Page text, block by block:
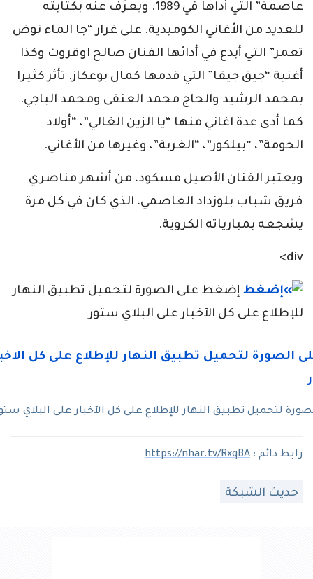
عاصمة” التي أداها في 1989. ويعرَف عنه بكتابته
للعديد من الأغاني الكوميدية. على غرار “جا الماء نوض
تعمر” التي أبدع في أدائها الفنان صالح اوقروت وكذا
أغنية “جيق جيقا” التي قدمها كمال بوعكاز. تأثر كثيرا
بمحمد الرشيد والحاج محمد العنقى ومحمد الباجي.
كما أدى عدة اغاني منها “يا الزين الغالي”، “أولاد
الحومة”، “بيلكور”، “الغربة”، وغيرها من الأغاني.
ويعتبر الفنان الأصيل مسكود، من أشهر مناصري
فريق شباب بلوزداد العاصمي، الذي كان في كل مرة
يشجعه بمبارياته الكروية.
div>
إضغط على الصورة لتحميل تطبيق النهار
للإطلاع على كل الآخبار على البلاي ستور
لتحميل تطبيق النهار للإطلاع على كل الآخبار على البلاي
رابط دائم : https://nhar.tv/RxqBA
حديث الشبكة